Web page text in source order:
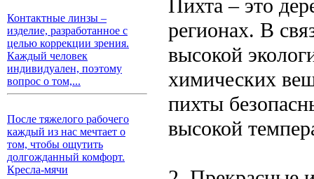
Контактные линзы –
изделие, разработанное с
целью коррекции зрения.
Каждый человек
индивидуален, поэтому
вопрос о том,...
После тяжелого рабочего
каждый из нас мечтает о
том, чтобы ощутить
долгожданный комфорт.
Кресла-мячи
Пихта – это
регионах. В
высокой
химических
пихты
высокой